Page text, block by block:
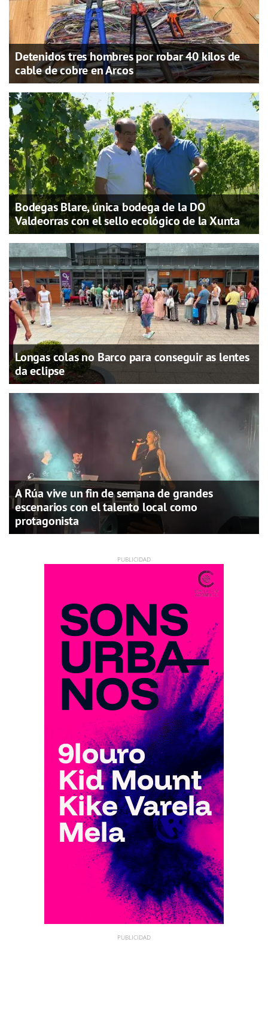
Detenidos tres hombres por robar 40 kilos de
cable de cobre en Arcos
Bodegas Blare, única bodega de la DO
Valdeorras con el sello ecológico de la Xunta
Longas colas no Barco para conseguir as lentes
da eclipse
A Rúa vive un fin de semana de grandes
escenarios con el talento local como
protagonista